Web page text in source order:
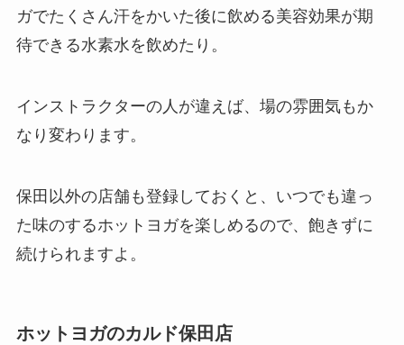
ガでたくさん汗をかいた後に飲める美容効果が期
待できる水素水を飲めたり。
インストラクターの人が違えば、場の雰囲気もか
なり変わります。
保田以外の店舗も登録しておくと、いつでも違っ
た味のするホットヨガを楽しめるので、飽きずに
続けられますよ。
ホットヨガのカルド保田店